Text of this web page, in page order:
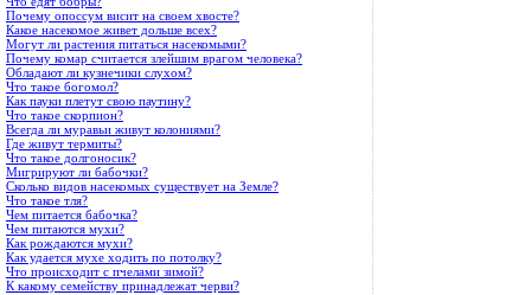
Почему опоссум висит на своем хвосте?
Какое насекомое живет дольше всех?
Могут ли растения питаться насекомыми?
Почему комар считается злейшим врагом человека?
Обладают ли кузнечики слухом?
Что такое богомол?
Как пауки плетут свою паутину?
Что такое скорпион?
Всегда ли муравьи живут колониями?
Где живут термиты?
Что такое долгоносик?
Мигрируют ли бабочки?
Сколько видов насекомых существует на Земле?
Что такое тля?
Чем питается бабочка?
Чем питаются мухи?
Как рождаются мухи?
Как удается мухе ходить по потолку?
Что происходит с пчелами зимой?
К какому семейству принадлежат черви?